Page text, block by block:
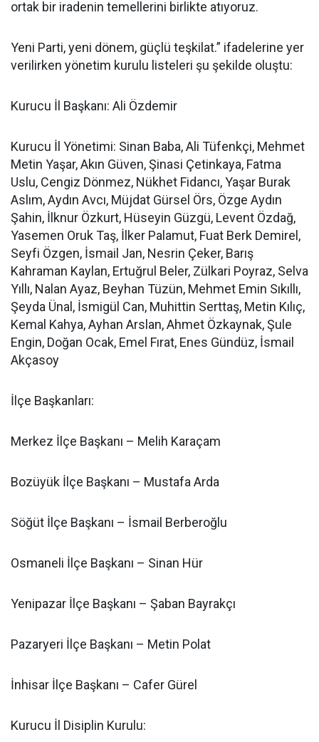
ortak bir iradenin temellerini birlikte atıyoruz.
Yeni Parti, yeni dönem, güçlü teşkilat.” ifadelerine yer
verilirken yönetim kurulu listeleri şu şekilde oluştu:
Kurucu İl Başkanı: Ali Özdemir
Kurucu İl Yönetimi: Sinan Baba, Ali Tüfenkçi, Mehmet
Metin Yaşar, Akın Güven, Şinasi Çetinkaya, Fatma
Uslu, Cengiz Dönmez, Nükhet Fidancı, Yaşar Burak
Aslım, Aydın Avcı, Müjdat Gürsel Örs, Özge Aydın
Şahin, İlknur Özkurt, Hüseyin Güzgü, Levent Özdağ,
Yasemen Oruk Taş, İlker Palamut, Fuat Berk Demirel,
Seyfi Özgen, İsmail Jan, Nesrin Çeker, Barış
Kahraman Kaylan, Ertuğrul Beler, Zülkari Poyraz, Selva
Yıllı, Nalan Ayaz, Beyhan Tüzün, Mehmet Emin Sıkıllı,
Şeyda Ünal, İsmigül Can, Muhittin Serttaş, Metin Kılıç,
Kemal Kahya, Ayhan Arslan, Ahmet Özkaynak, Şule
Engin, Doğan Ocak, Emel Fırat, Enes Gündüz, İsmail
Akçasoy
İlçe Başkanları:
Merkez İlçe Başkanı – Melih Karaçam
Bozüyük İlçe Başkanı – Mustafa Arda
Söğüt İlçe Başkanı – İsmail Berberoğlu
Osmaneli İlçe Başkanı – Sinan Hür
Yenipazar İlçe Başkanı – Şaban Bayrakçı
Pazaryeri İlçe Başkanı – Metin Polat
İnhisar İlçe Başkanı – Cafer Gürel
Kurucu İl Disiplin Kurulu: